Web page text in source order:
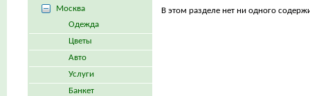
В этом разделе нет ни одного
Москва
Одежда
Цветы
Авто
Услуги
Банкет